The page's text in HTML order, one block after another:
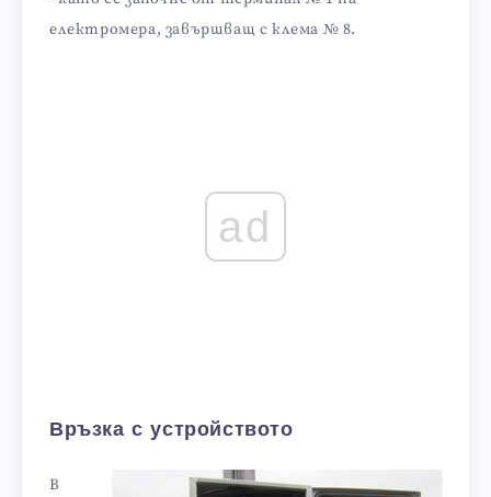
електромера, завършващ с клема № 8.
ad
Връзка с устройството
В